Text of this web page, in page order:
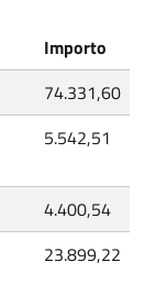
Importo
74.331,60
5.542,51
4.400,54
23.899,22